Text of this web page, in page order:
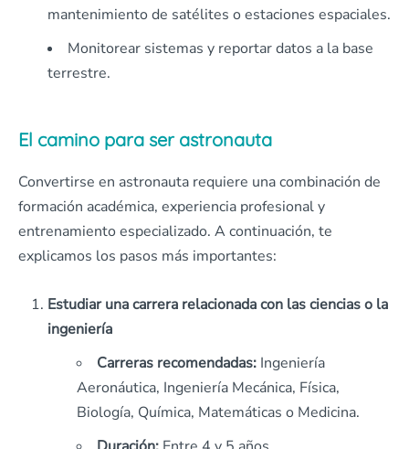
mantenimiento de satélites o estaciones espaciales.
Monitorear sistemas y reportar datos a la base
terrestre.
El camino para ser astronauta
Convertirse en astronauta requiere una combinación de
formación académica, experiencia profesional y
entrenamiento especializado. A continuación, te
explicamos los pasos más importantes:
Estudiar una carrera relacionada con las ciencias o la
ingeniería
Carreras recomendadas: Ingeniería
Aeronáutica, Ingeniería Mecánica, Física,
Biología, Química, Matemáticas o Medicina.